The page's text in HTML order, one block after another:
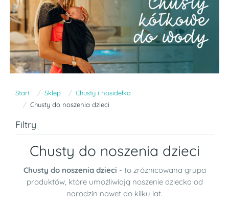
Start Sklep
Chusty i nosidełka
Chusty do noszenia dzieci
Filtry
Chusty do noszenia dzieci
Chusty do noszenia dzieci - to zróżnicowana grupa
produktów, które umożliwiają noszenie dziecka od
narodzin nawet do kilku lat.